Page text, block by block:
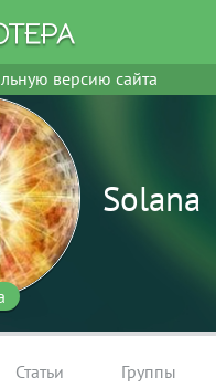
версию сайта
Solana
Статьи Группы